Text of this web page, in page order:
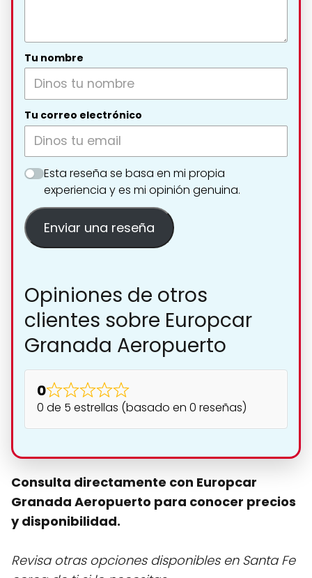
Tu nombre
Tu correo electrónico
Esta reseña se basa en mi propia
experiencia y es mi opinión genuina.
Enviar una reseña
Opiniones de otros
clientes sobre Europcar
Granada Aeropuerto
0
0 de 5 estrellas (basado en 0 reseñas)
Consulta directamente con Europcar
Granada Aeropuerto para conocer precios
y disponibilidad.
Revisa otras opciones disponibles en Santa Fe